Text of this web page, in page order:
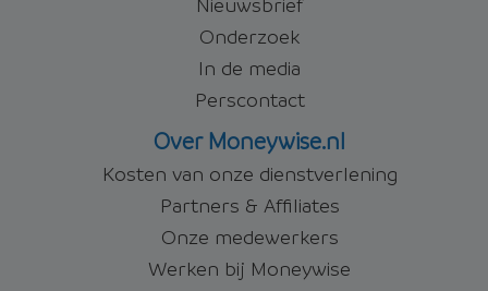
Onderzoek
In de media
Perscontact
Over Moneywise.nl
Kosten van onze dienstverlening
Partners & Affiliates
Onze medewerkers
Werken bij Moneywise